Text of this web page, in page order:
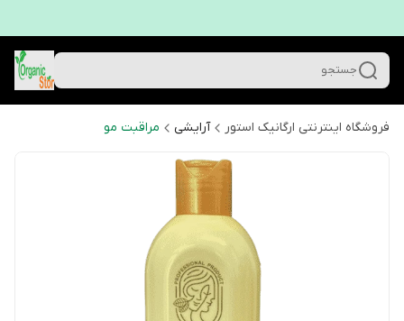
جستجو
فروشگاه اینترنتی ارگانیک استور آرایشی مراقبت مو